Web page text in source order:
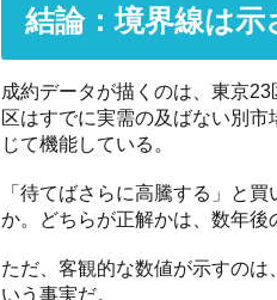
結論：境界線は
成約データが描くのは、東京
区はすでに実需の及ばない別
じて機能している。
「待てばさらに高騰する」と
か。どちらが正解かは、数年後
ただ、客観的な数値が示すの
いう事実だ。